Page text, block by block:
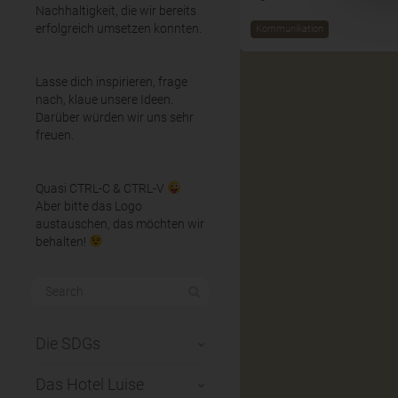
Nachhaltigkeit, die wir bereits
erfolgreich umsetzen konnten.
Lasse dich inspirieren, frage
nach, klaue unsere Ideen.
Darüber würden wir uns sehr
freuen.
Quasi CTRL-C & CTRL-V
Aber bitte das Logo
austauschen, das möchten wir
behalten!
Die SDGs
Das Hotel Luise
Kommunikation